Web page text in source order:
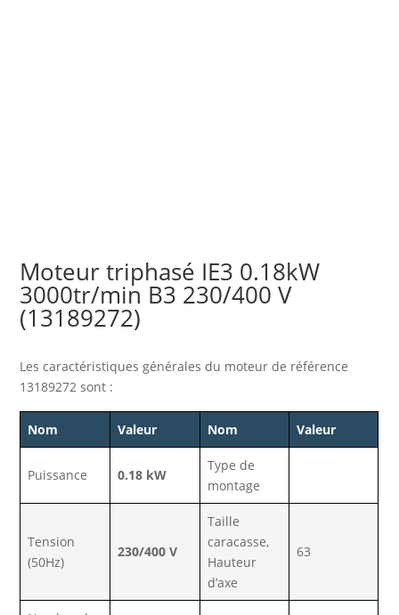
Moteur triphasé IE3 0.18kW
3000tr/min B3 230/400 V
(13189272)
Les caractéristiques générales du moteur de référence
13189272 sont :
Nom Valeur Nom Valeur
Puissance 0.18 kW
Type de
montage
Tension
(50Hz)
230/400 V
Taille
caracasse,
Hauteur
d’axe
63